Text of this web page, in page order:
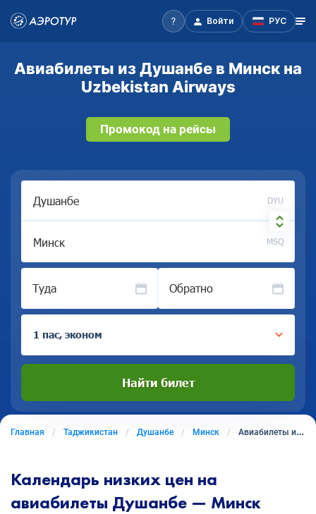
Войти РУС
Авиабилеты из Душанбе в Минск на
Uzbekistan Airways
Промокод на рейсы
DYU
MSQ
Туда Обратно
1 пас, эконом
Найти билет
Главная Таджикистан Душанбе Минск Авиабилеты из Душанбе в Минск
Календарь низких цен на
авиабилеты Душанбе — Минск